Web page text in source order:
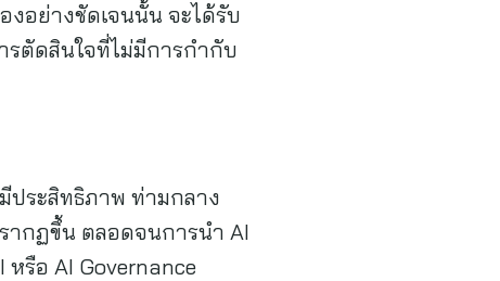
งอย่างชัดเจนนั้น จะได้รับ
รตัดสินใจที่ไม่มีการกำกับ
ประสิทธิภาพ ท่ามกลาง
ากฏขึ้น ตลอดจนการนำ AI
รือ AI Governance